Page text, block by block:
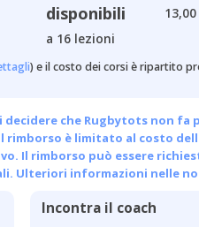
disponibili
a 16 lezioni
) e il costo dei corsi è ripartito
che Rugbytots non fa
rimborso è limitato al costo
Il rimborso può essere
Ulteriori informazioni nelle
Incontra il coach